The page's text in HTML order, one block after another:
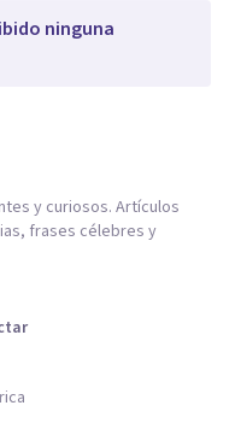
ninguna
y curiosos. Artículos
frases célebres y